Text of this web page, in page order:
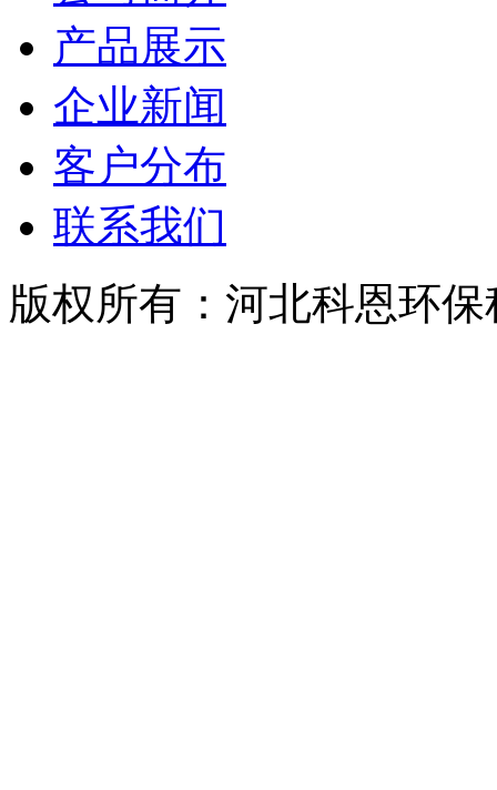
产品展示
企业新闻
客户分布
联系我们
版权所有：河北科恩环